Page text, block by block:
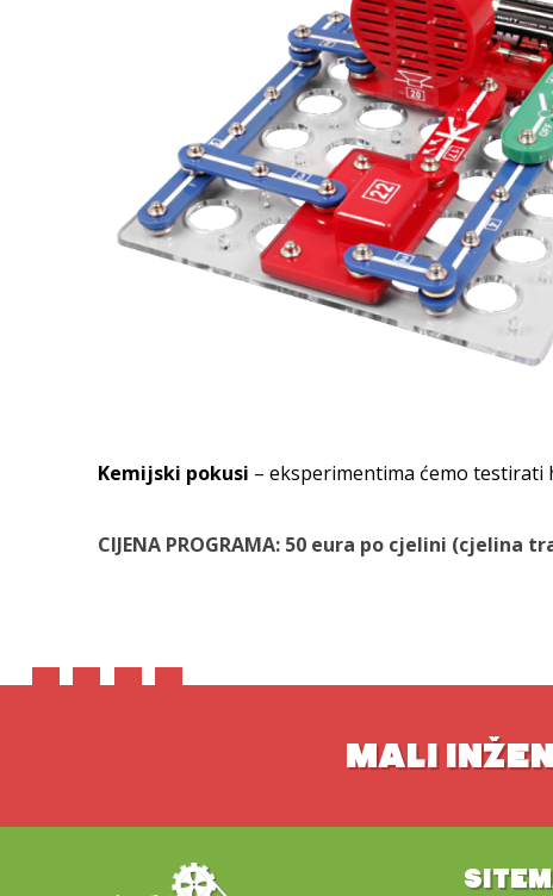
Kemijski pokusi – eksperimentima ćemo testirati
CIJENA PROGRAMA: 50 eura po cjelini
MALI